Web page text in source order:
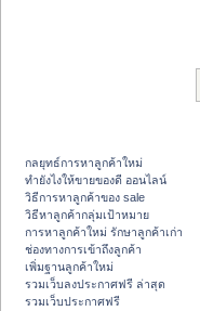
กลยุทธ์การหาลูกค้าใหม่
ทํายังไงให้ขายของดี ออนไลน์
วิธีการหาลูกค้าของ sale
วิธีหาลูกค้ากลุ่มเป้าหมาย
การหาลูกค้าใหม่ รักษาลูกค้าเก่า
ช่องทางการเข้าถึงลูกค้า
เพิ่มฐานลูกค้าใหม่
รวมเว็บลงประกาศฟรี ล่าสุด
รวมเว็บประกาศฟรี